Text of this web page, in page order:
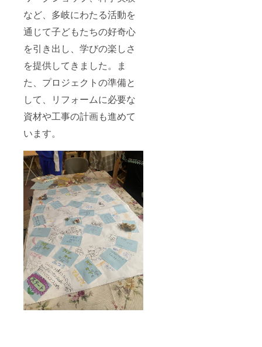
など、多岐にわたる活動を
通じて子どもたちの好奇心
を引き出し、学びの楽しさ
を提供してきました。ま
た、プロジェクトの準備と
して、リフォームに必要な
資材や工事の計画も進めて
います。